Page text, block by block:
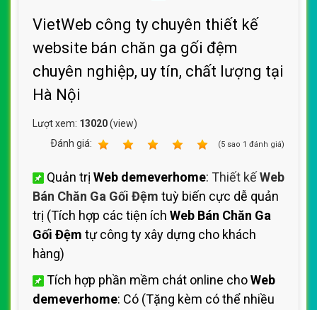
VietWeb công ty chuyên thiết kế
website bán chăn ga gối đệm
chuyên nghiệp, uy tín, chất lượng tại
Hà Nội
Lượt xem: 13020(view)
Ðánh giá:
(5 sao 1 đánh giá)
Quản trị Web demeverhome: Thiết kếWeb
Bán Chăn Ga Gối Đệm tuỳ biến cực dễ quản
trị (Tích hợp các tiện ích Web Bán Chăn Ga
Gối Đệm tự công ty xây dựng cho khách
hàng)
Tích hợp phần mềm chát online choWeb
demeverhome: Có (Tặng kèm có thể nhiều